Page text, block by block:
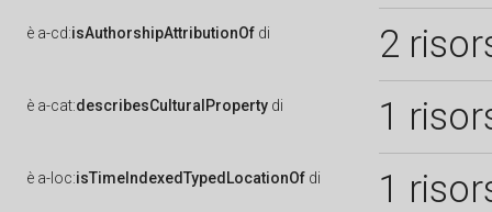
è a-cd:isAuthorshipAttributionOf di 2
è a-cat:describesCulturalProperty di 1
è a-loc:isTimeIndexedTypedLocationOf di 1